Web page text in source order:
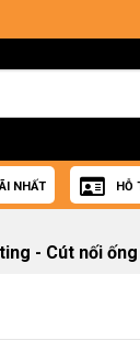
NHẤT HỖ
- Cút nối ống